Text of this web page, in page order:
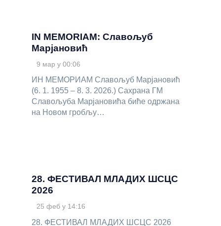
IN MEMORIAM: Славољуб
Марјановић
9 мар у 00:06
ИН МЕМОРИАМ Славољуб Марјановић
(6. 1. 1955 – 8. 3. 2026.) Сахрана ГМ
Славољуба Марјановића биће одржана
на Новом гробљу…
28. ФЕСТИВАЛ МЛАДИХ ШСЦС
2026
25 феб у 14:16
28. ФЕСТИВАЛ МЛАДИХ ШСЦС 2026